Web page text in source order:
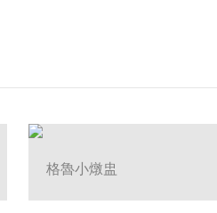
格魯小燉盅